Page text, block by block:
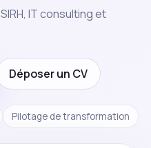
IT consulting et
Déposer un CV
Pilotage de transformation